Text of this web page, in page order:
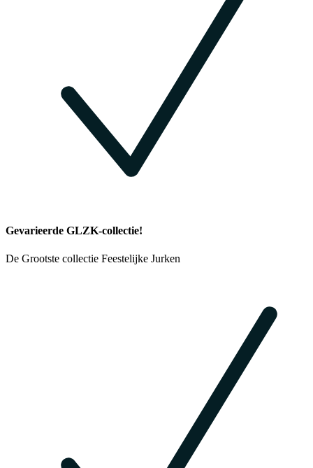
Gevarieerde GLZK-collectie!
De Grootste collectie Feestelijke Jurken